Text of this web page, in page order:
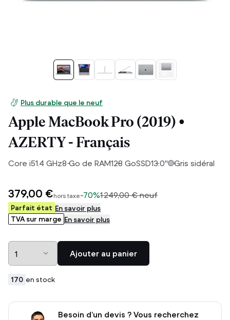
Plus durable que le neuf
Apple MacBook Pro (2019) •
AZERTY - Français
Core i51.4 GHz8Go de RAM128 GoSSD13.0" Gris sidéral
379,00 €hors taxe-70%1 249,00 € neuf
Parfait état En savoir plus
TVA sur marge En savoir plus
Ajouter au panier
170 en stock
Besoin d’un devis ? Vous recherchez